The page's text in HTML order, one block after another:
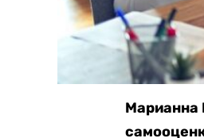
Марианна